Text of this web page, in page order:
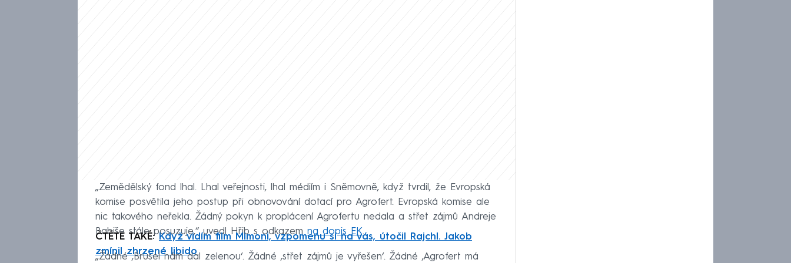
„Zemědělský fond lhal. Lhal veřejnosti, lhal médiím i Sněmovně, když tvrdil, že Evropská
komise posvětila jeho postup při obnovování dotací pro Agrofert. Evropská komise ale
nic takového neřekla. Žádný pokyn k proplácení Agrofertu nedala a střet zájmů Andreje
Babiše stále posuzuje,“ uvedl Hřib s odkazem na dopis EK.
ČTĚTE TAKÉ: Když vidím film Mimoni, vzpomenu si na vás, útočil Rajchl. Jakob
zmínil zhrzené libido
„Žádné ‚Brusel nám dal zelenou‘. Žádné ‚střet zájmů je vyřešen‘. Žádné ‚Agrofert má